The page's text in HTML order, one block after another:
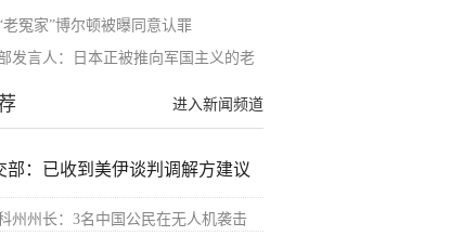
老冤家”博尔顿被曝同意认罪
发言人：日本正被推向军国主义的老
进入新闻频道
部：已收到美伊谈判调解方建议
州州长：3名中国公民在无人机袭击